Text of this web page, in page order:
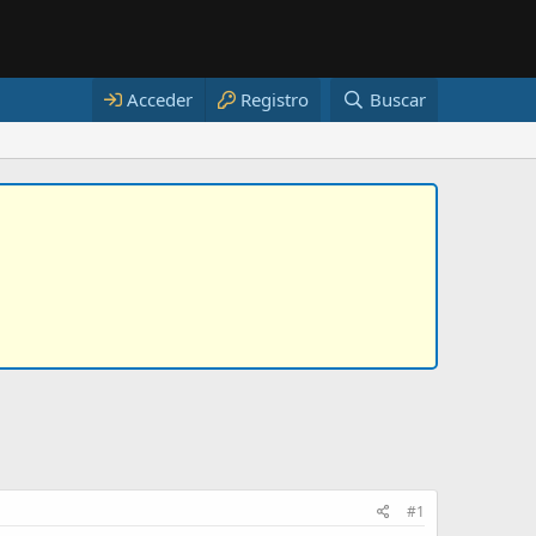
Acceder Registro Buscar
#1